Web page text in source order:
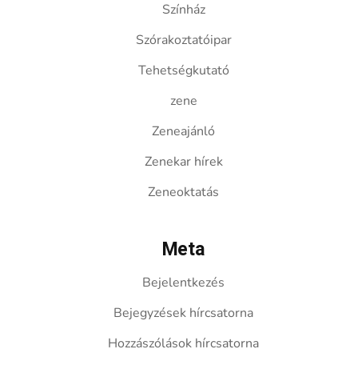
Színház
Szórakoztatóipar
Tehetségkutató
zene
Zeneajánló
Zenekar hírek
Zeneoktatás
Meta
Bejelentkezés
Bejegyzések hírcsatorna
Hozzászólások hírcsatorna